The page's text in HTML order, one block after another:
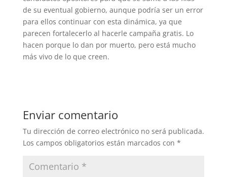
de su eventual gobierno, aunque podría ser un error
para ellos continuar con esta dinámica, ya que
parecen fortalecerlo al hacerle campaña gratis. Lo
hacen porque lo dan por muerto, pero está mucho
más vivo de lo que creen.
Enviar comentario
Tu dirección de correo electrónico no será publicada.
Los campos obligatorios están marcados con *